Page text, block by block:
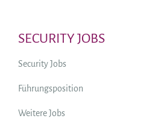
SECURITY JOBS
Security Jobs
Führungsposition
Weitere Jobs